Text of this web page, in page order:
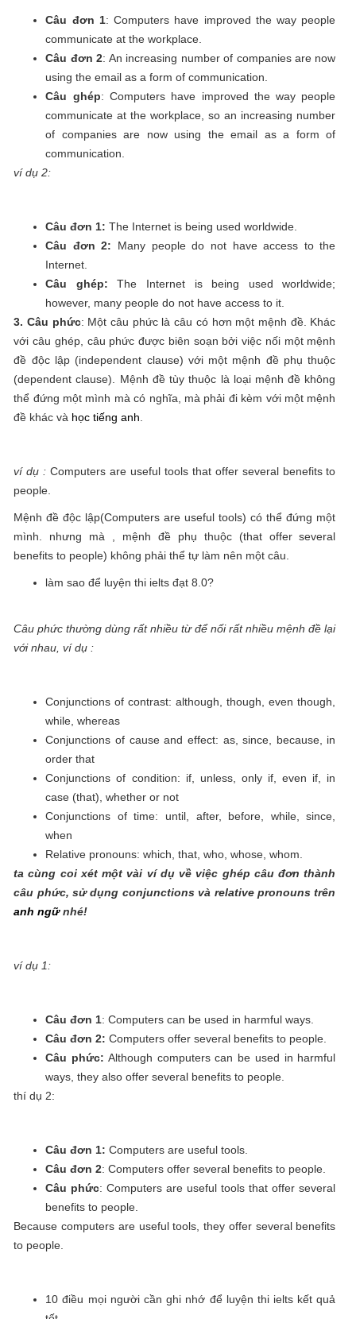
Câu đơn 1: Computers have improved the way people
communicate at the workplace.
Câu đơn 2: An increasing number of companies are now
using the email as a form of communication.
Câu ghép: Computers have improved the way people
communicate at the workplace, so an increasing number
of companies are now using the email as a form of
communication.
ví dụ 2:
Câu đơn 1: The Internet is being used worldwide.
Câu đơn 2: Many people do not have access to the
Internet.
Câu ghép: The Internet is being used worldwide;
however, many people do not have access to it.
3. Câu phức: Một câu phức là câu có hơn một mệnh đề. Khác
với câu ghép, câu phức được biên soạn bởi việc nối một mệnh
đề độc lập (independent clause) với một mệnh đề phụ thuộc
(dependent clause). Mệnh đề tùy thuộc là loại mệnh đề không
thể đứng một mình mà có nghĩa, mà phải đi kèm với một mệnh
đề khác và học tiếng anh
ví dụ : Computers are useful tools that offer several benefits to
people.
Mệnh đề độc lập(Computers are useful tools) có thể đứng một
mình. nhưng mà , mệnh đề phụ thuộc (that offer several
benefits to people) không phải thể tự làm nên một câu.
làm sao để luyện thi ielts đạt 8.0?
Câu phức thường dùng rất nhiều từ để nối rất nhiều mệnh đề lại
với nhau, ví dụ :
Conjunctions of contrast: although, though, even though,
while, whereas
Conjunctions of cause and effect: as, since, because, in
order that
Conjunctions of condition: if, unless, only if, even if, in
case (that), whether or not
Conjunctions of time: until, after, before, while, since,
when
Relative pronouns: which, that, who, whose, whom.
ta cùng coi xét một vài ví dụ về việc ghép câu đơn thành
câu phức, sử dụng conjunctions và relative pronouns trên
anh ngữnhé!
ví dụ 1:
Câu đơn 1: Computers can be used in harmful ways.
Câu đơn 2: Computers offer several benefits to people.
Câu phức: Although computers can be used in harmful
ways, they also offer several benefits to people.
thí dụ 2:
Câu đơn 1: Computers are useful tools.
Câu đơn 2: Computers offer several benefits to people.
Câu phức: Computers are useful tools that offer several
benefits to people.
Because computers are useful tools, they offer several benefits
to people.
10 điều mọi người cần ghi nhớ để luyện thi ielts kết quả